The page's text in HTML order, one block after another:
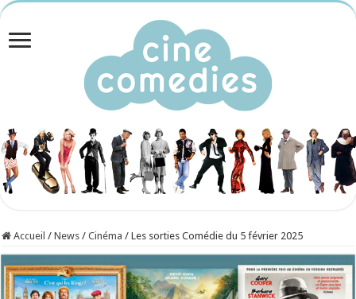
Accueil / News / Cinéma / Les sorties Comédie du 5 février 2025